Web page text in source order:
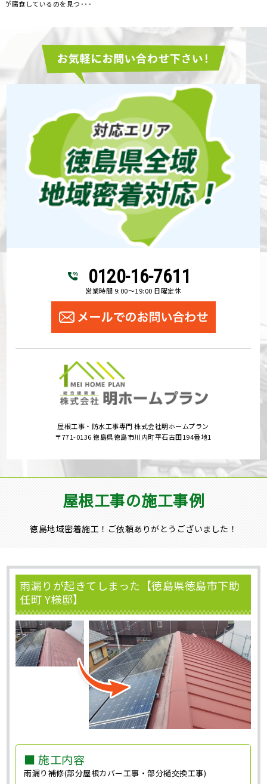
0120-16-7611
営業時間 9:00～19:00 日曜定休
屋根工事・防水工事専門 株式会社明ホームプラン
〒771-0136 徳島県徳島市川内町平石古田194番地1
屋根工事の施工事例
徳島地域密着施工！ご依頼ありがとうございました！
雨漏りが起きてしまった【徳島県徳島市下助
任町 Y様邸】
■ 施工内容
雨漏り補修(部分屋根カバー工事・部分樋交換工事)